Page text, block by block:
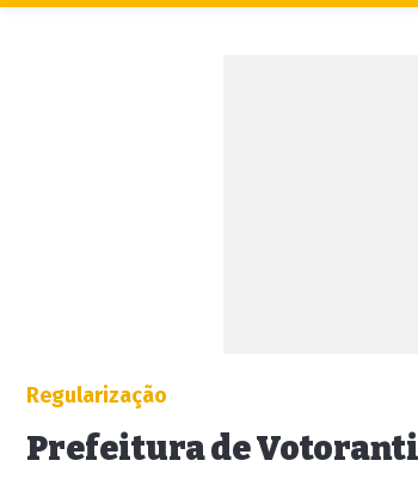
Regularização
Prefeitura de